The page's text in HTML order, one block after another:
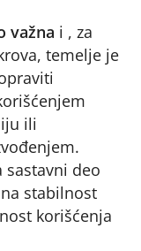
važna i , za
temelje je
ili
deo
stabilnost
korišćenja